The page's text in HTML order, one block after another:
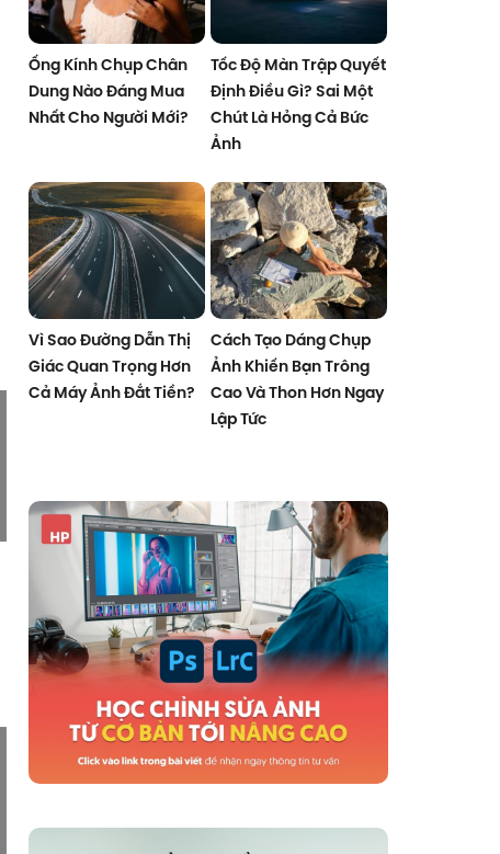
Ống Kính Chụp Chân
Dung Nào Đáng Mua
Nhất Cho Người Mới?
Tốc Độ Màn Trập Quyết
Định Điều Gì? Sai Một
Chút Là Hỏng Cả Bức
Ảnh
Vì Sao Đường Dẫn Thị
Giác Quan Trọng Hơn
Cả Máy Ảnh Đắt Tiền?
Cách Tạo Dáng Chụp
Ảnh Khiến Bạn Trông
Cao Và Thon Hơn Ngay
Lập Tức